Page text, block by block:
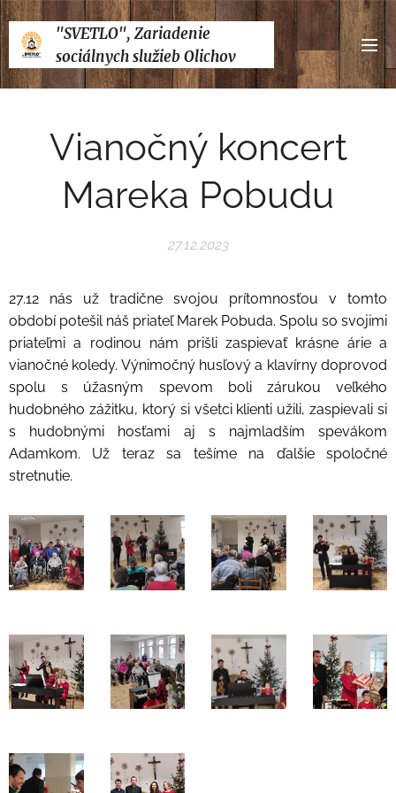
"SVETLO", Zariadenie
sociálnych služieb Olichov
Vianočný koncert
Mareka Pobudu
27.12.2023
27.12 nás už tradične svojou prítomnosťou v tomto
období potešil náš priateľ Marek Pobuda. Spolu so svojimi
priateľmi a rodinou nám prišli zaspievať krásne árie a
vianočné koledy. Výnimočný husľový a klavírny doprovod
spolu s úžasným spevom boli zárukou veľkého
hudobného zážitku, ktorý si všetci klienti užili, zaspievali si
s hudobnými hosťami aj s najmladším spevákom
Adamkom. Už teraz sa tešíme na ďalšie spoločné
stretnutie.